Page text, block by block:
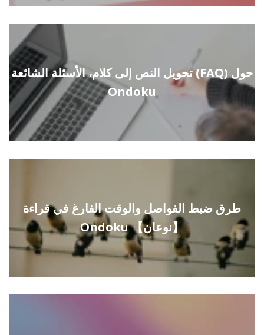
تحويل النص إلى كلام، الأسئلة الشائعة (FAQ) حول
Ondoku
طرق ضبط الفواصل والوقت الفارغ في قراءة
Ondoku 【نوعان】